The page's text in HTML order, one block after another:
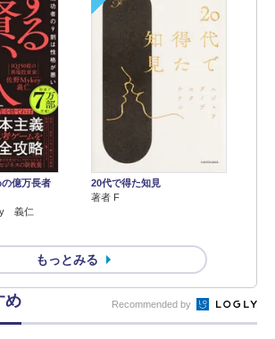
億万長者
義仁
20代で得た知見
著者 F
もっとみる
め Recommended by